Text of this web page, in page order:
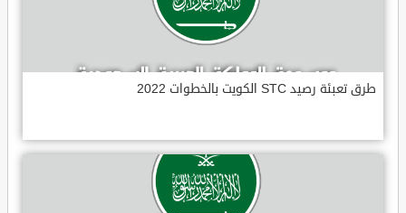
طرق تعبئة رصيد STC الكويت بالخطوات 2022